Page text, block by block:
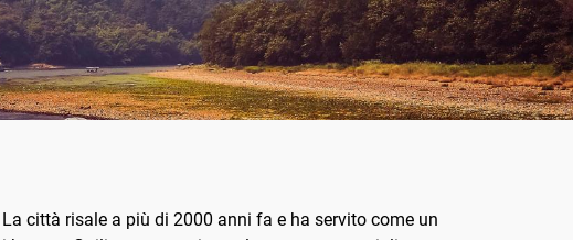
città risale a più di 2000 anni fa e ha servito come un